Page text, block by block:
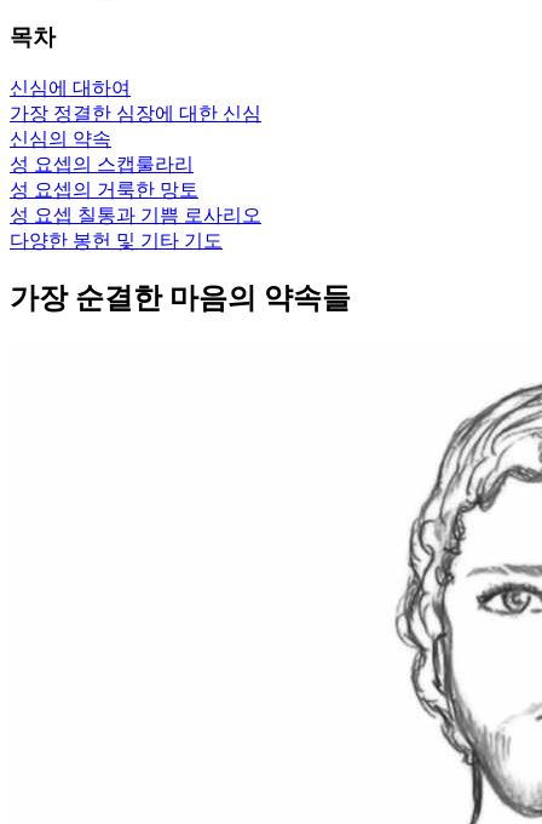
목차
신심에 대하여
가장 정결한 심장에 대한 신심
신심의 약속
성 요셉의 스캡룰라리
성 요셉의 거룩한 망토
성 요셉 칠통과 기쁨 로사리오
다양한 봉헌 및 기타 기도
가장 순결한 마음의 약속들